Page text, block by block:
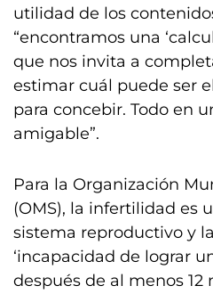
utilidad de los
“encontramos una
que nos invita a
estimar cuál puede ser
para concebir. Todo en
amigable”.
Para la Organización
(OMS), la infertilidad es
sistema reproductivo y
‘incapacidad de lograr
después de al menos